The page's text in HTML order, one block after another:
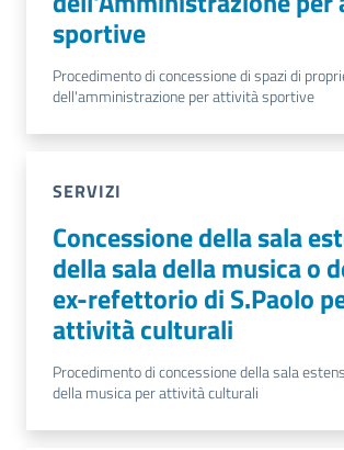
sportive
Procedimento di concessione di spazi di
dell'amministrazione per attività sportive
SERVIZI
Concessione della sala
della sala della musica o
ex-refettorio di S.Paolo
attività culturali
Procedimento di concessione della sala
della musica per attività culturali